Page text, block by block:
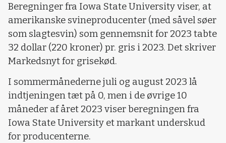
Beregninger fra Iowa State University viser, at
amerikanske svineproducenter (med såvel søer
som slagtesvin) som gennemsnit for 2023 tabte
32 dollar (220 kroner) pr. gris i 2023. Det skriver
Markedsnyt for grisekød.
I sommermånederne juli og august 2023 lå
indtjeningen tæt på 0, men i de øvrige 10
måneder af året 2023 viser beregningen fra
Iowa State University et markant underskud
for producenterne.